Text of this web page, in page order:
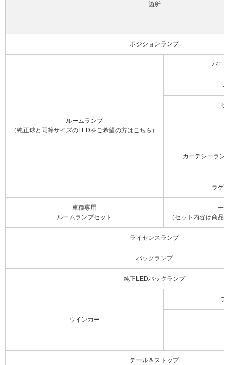
箇所
ポジションランプ
ルームランプ
（純正球と同等サイズのLEDをご希望の方はこちら）
バニ
フ
セ
カーテシーラン
ラゲ
車種専用
ルームランプセット
一
（セット内容は商品
ライセンスランプ
バックランプ
純正LEDバックランプ
ウインカー
フ
テール＆ストップ